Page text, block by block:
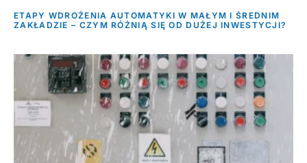
ETAPY WDROŻENIA AUTOMATYKI W MAŁYM I ŚREDNIM
ZAKŁADZIE – CZYM RÓŻNIĄ SIĘ OD DUŻEJ INWESTYCJI?